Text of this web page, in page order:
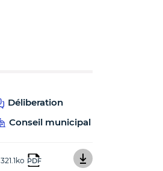
Déliberation
Conseil municipal
321.1ko PDF